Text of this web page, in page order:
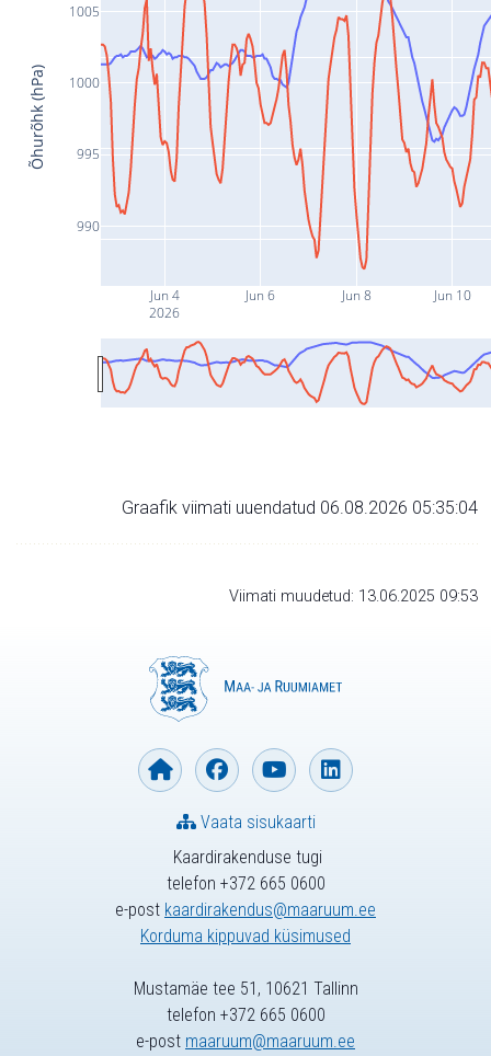
Jun 4
2026
Jun 6 Jun 8 Jun 10
990
995
1000
1005
Õhurõhk (hPa)
Graafik viimati uuendatud 06.08.2026 05:35:04
Viimati muudetud: 13.06.2025 09:53
Kaardirakenduse tugi
telefon +372 665 0600
e-post kaardirakendus@maaruum.ee
Korduma kippuvad küsimused
Vaata sisukaarti
Mustamäe tee 51, 10621 Tallinn
telefon +372 665 0600
e-post maaruum@maaruum.ee